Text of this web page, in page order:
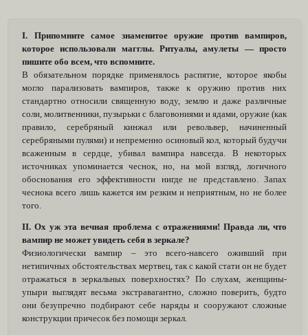
I. Припомните самое знаменитое оружие против вампиров,
которое использовали магглы. Ритуалы, амулеты — просто
пишите обо всем, что вспомните.
В обязательном порядке применялось распятие, которое якобы
могло парализовать вампиров, также к оружию против них
стандартно относили священную воду, землю и даже различные
соли, молитвенники, пузырьки с благовониями и ядами, оружие (как
правило, серебряный кинжал или револьвер, начиненный
серебряными пулями) и непременно осиновый кол, который будучи
всаженным в сердце, убивал вампира навсегда. В некоторых
источниках упоминается чеснок, но, на мой взгляд, логичного
обоснования его эффективности нигде не представлено. Запах
чеснока всего лишь кажется им резким и неприятным, но не более
того.
II. Ох уж эта вечная проблема с отражениями! Правда ли, что
вампир не может увидеть себя в зеркале?
Физиологически вампир – это всего-навсего оживший при
нетипичных обстоятельствах мертвец, так с какой стати он не будет
отражаться в зеркальных поверхностях? По слухам, женщины-
упыри выглядят весьма экстравагантно, сложно поверить, будто
они безупречно подбирают себе наряды и сооружают сложные
конструкции причесок без помощи зеркал.